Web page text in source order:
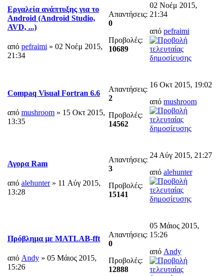
Εργαλεία ανάπτυξης για το
Android (Android Studio,
AVD, ...)
από pefraimi » 02 Νοέμ 2015,
21:34
Απαντήσεις:
0
Προβολές:
10689
02 Νοέμ 2015,
21:34
από pefraimi
Compaq Visual Fortran 6.6
από mushroom » 15 Οκτ 2015,
13:35
Απαντήσεις:
2
Προβολές:
14562
16 Οκτ 2015, 19:02
από mushroom
Αγορα Ram
από alehunter» 11 Αύγ 2015,
13:28
Απαντήσεις:
3
Προβολές:
15141
24 Αύγ 2015, 21:27
από alehunter
Πρόβλημα με MATLAB-fft
από Andy » 05 Μάιος 2015,
15:26
Απαντήσεις:
0
Προβολές:
12888
05 Μάιος 2015,
15:26
από Andy